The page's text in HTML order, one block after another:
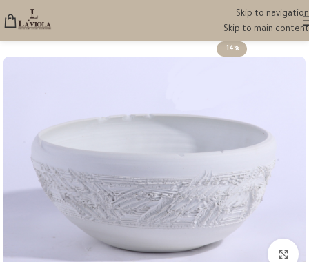
Skip to navigation
Skip to main content
-14%